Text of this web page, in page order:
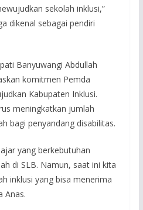
sekolah inklusi,”
dikenal sebagai pendiri
Banyuwangi Abdullah
komitmen Pemda
Kabupaten Inklusi.
meningkatkan jumlah
bagi penyandang disabilitas.
yang berkebutuhan
di SLB. Namun, saat ini kita
inklusi yang bisa menerima
Anas.